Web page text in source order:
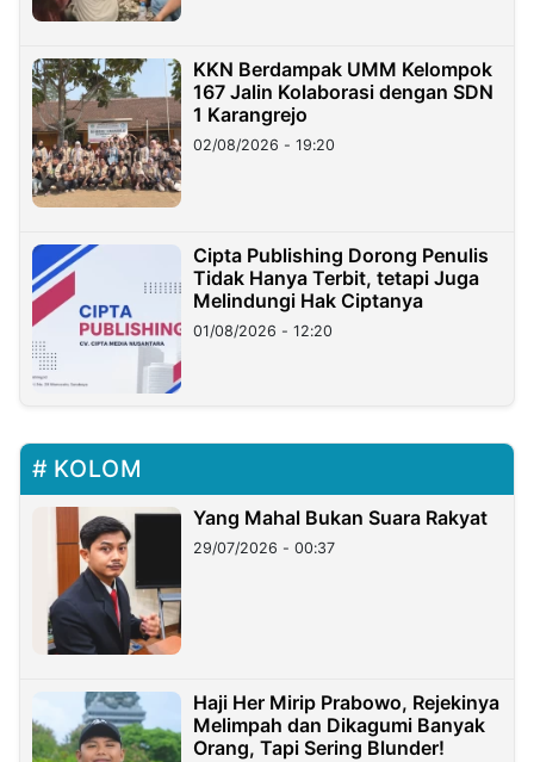
KKN Berdampak UMM Kelompok
167 Jalin Kolaborasi dengan SDN
1 Karangrejo
02/08/2026 - 19:20
Cipta Publishing Dorong Penulis
Tidak Hanya Terbit, tetapi Juga
Melindungi Hak Ciptanya
01/08/2026 - 12:20
KOLOM
Yang Mahal Bukan Suara Rakyat
29/07/2026 - 00:37
Haji Her Mirip Prabowo, Rejekinya
Melimpah dan Dikagumi Banyak
Orang, Tapi Sering Blunder!